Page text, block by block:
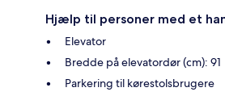
Hjælp til personer med et
Elevator
Bredde på elevatordør (cm): 91
Parkering til kørestolsbrugere